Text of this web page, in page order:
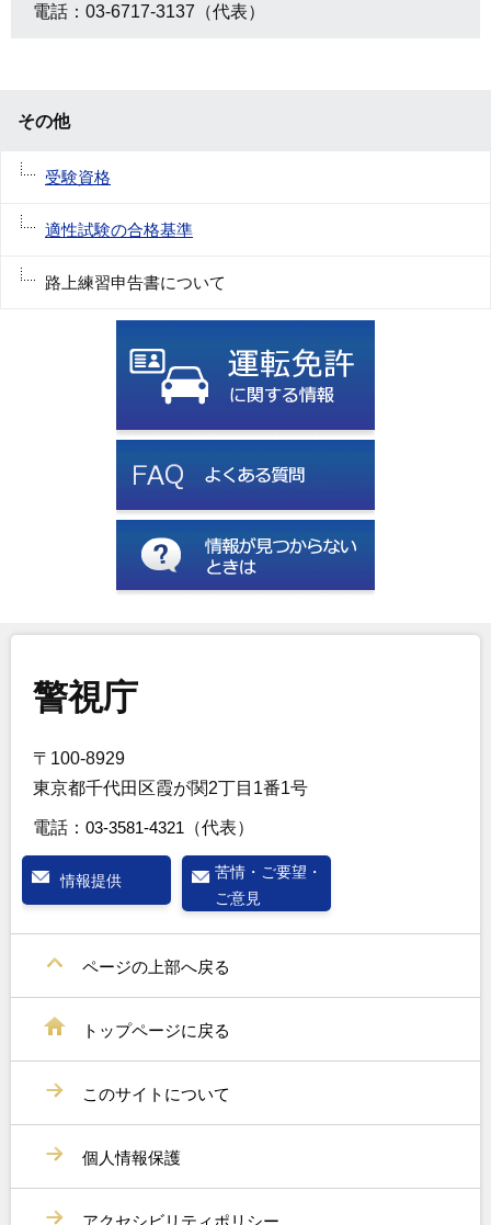
電話：03-6717-3137（代表）
その他
受験資格
適性試験の合格基準
路上練習申告書について
警視庁
〒100-8929
東京都千代田区霞が関2丁目1番1号
電話： 03-3581-4321 （代表）
情報提供
苦情・ご要望・
ご意見
ページの上部へ戻る
トップページに戻る
このサイトについて
個人情報保護
アクセシビリティポリシー